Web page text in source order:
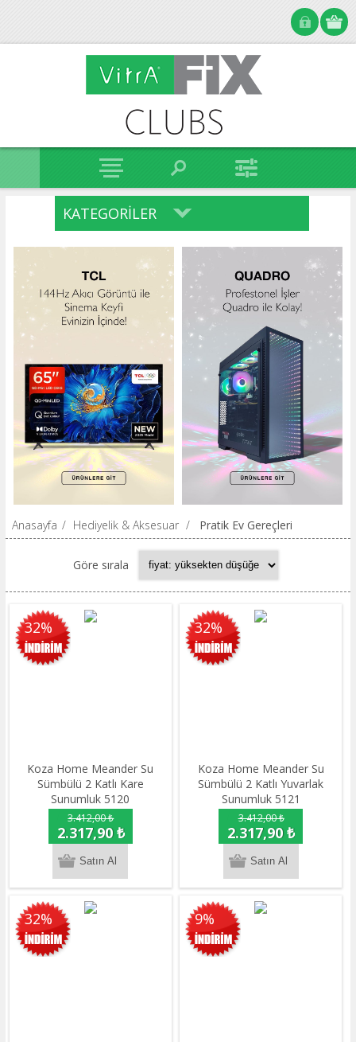
KATEGORILER
Anasayfa / Hediyelik & Aksesuar / Pratik Ev Gereçleri
Göre sırala
32%
Koza Home Meander Su
Sümbülü 2 Katlı Kare
Sunumluk 5120
3.412,00 ₺
2.317,90 ₺
32%
Koza Home Meander Su
Sümbülü 2 Katlı Yuvarlak
Sunumluk 5121
3.412,00 ₺
2.317,90 ₺
32% 9%